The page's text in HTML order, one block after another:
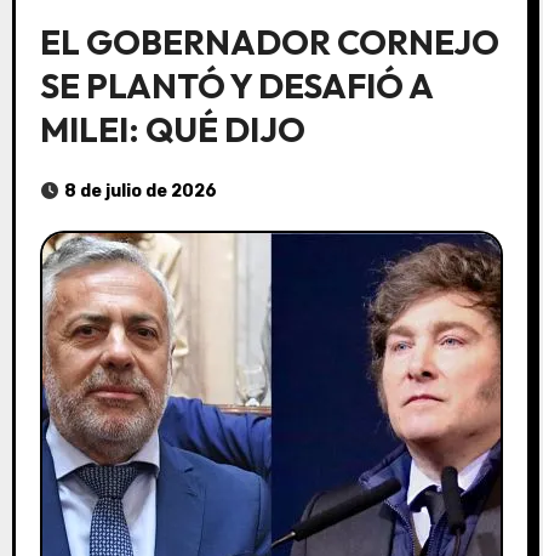
EL GOBERNADOR CORNEJO
SE PLANTÓ Y DESAFIÓ A
MILEI: QUÉ DIJO
8 de julio de 2026